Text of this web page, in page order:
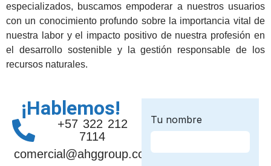
especializados, buscamos empoderar a nuestros usuarios
con un conocimiento profundo sobre la importancia vital de
nuestra labor y el impacto positivo de nuestra profesión en
el desarrollo sostenible y la gestión responsable de los
recursos naturales.
¡Hablemos!
+57 322 212
7114
comercial@ahggroup.com.co